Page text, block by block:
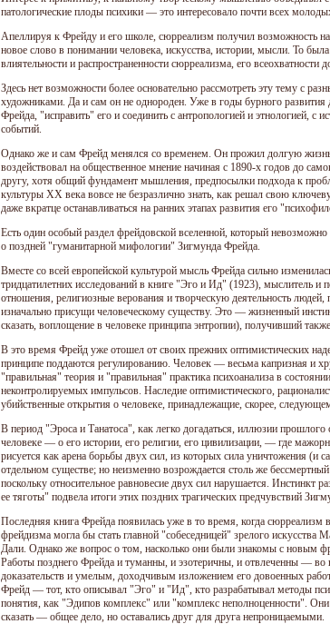
патологические плоды психики — это интересовало почти всех
Апеллируя к Фрейду и его школе, сюрреализм получил возможность
новое слово в понимании человека, искусства, истории, мысли. То
влиятельности и распространенности сюрреализма, его всеохватности
Здесь нет возможности более основательно рассмотреть эту тему с
художниками. Да и сам он не однороден. Уже в годы бурного
Фрейда, "исправить" его и соединить с антропологией и этнологией,
событий.
Однако же и сам Фрейд менялся со временем. Он прожил долгую
воздействовал на общественное мнение начиная с 1890-х годов до
другу, хотя общий фундамент мышления, предпосылки подхода к
культуры XX века вовсе не безразлично знать, как решал свою
даже вкратце останавливаться на ранних этапах развития его
Есть один особый раздел фрейдовской вселенной, который
о поздней "гуманитарной мифологии" Зигмунда Фрейда.
Вместе со всей европейской культурой мысль Фрейда сильно
тридцатилетних исследований в книге "Эго и Ид" (1923), мыслитель и
отношения, религиозные верования и творческую деятельность
изначально присущи человеческому существу. Это — жизненный
сказать, воплощение в человеке принципа энтропии), получивший
В это время Фрейд уже отошел от своих прежних оптимистических
принципе поддаются регулированию. Человек — весьма капризная и
"правильная" теория и "правильная" практика психоанализа в
неконтролируемых импульсов. Наследие оптимистического,
убийственные открытия о человеке, принадлежащие, скорее,
В период "Эроса и Танатоса", как легко догадаться, иллюзии
человеке — о его истории, его религии, его цивилизации, — где
рисуется как арена борьбы двух сил, из которых сила уничтожения
отдельном существе; но неизменно возрождается столь же
поскольку относительное равновесие двух сил нарушается.
ее тяготы" подвела итоги этих поздних трагических предчувствий
Последняя книга Фрейда появилась уже в то время, когда
фрейдизма могла бы стать главной "собеседницей" зрелого
Дали. Однако же вопрос о том, насколько они были знакомы с новым
Работы позднего Фрейда и туманны, и эзотеричны, и отвлеченны — во
доказательств и умелым, доходчивым изложением его довоенных
Фрейд — тот, кто описывал "Эго" и "Ид", кто разрабатывал методы
понятия, как "Эдипов комплекс" или "комплекс неполноценности".
сказать — общее дело, но оставались друг для друга непроницаемыми.